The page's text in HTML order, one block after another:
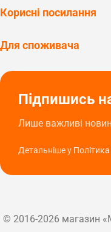
Корисні посилання
Для споживача
Підпишись
Лише важливі
Детальніше у Політика
© 2016-2026 магазин